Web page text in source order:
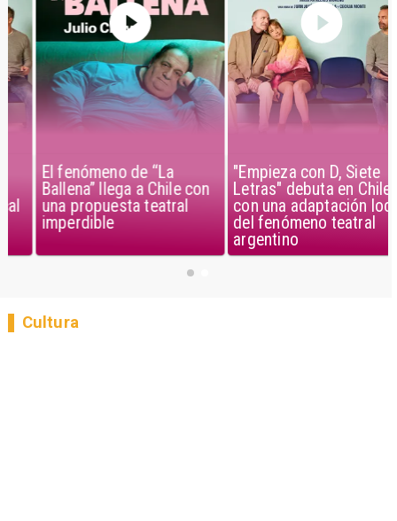
El fenómeno de “La
Ballena” llega a Chile con
una propuesta teatral
imperdible
"Empieza con D, Siete
Letras" debuta en Chile
con una adaptación local
del fenómeno teatral
argentino
Cultura